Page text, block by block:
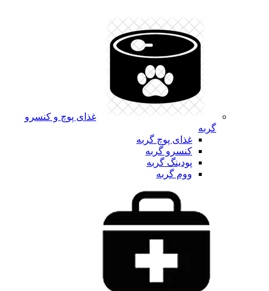
غذای پوچ و کنسرو
گربه
غذای پوچ گربه
کنسرو گربه
پودینگ گربه
ووم گربه